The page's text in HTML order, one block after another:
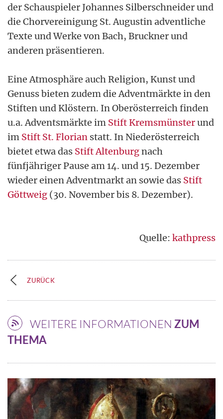
der Schauspieler Johannes Silberschneider und
die Chorvereinigung St. Augustin adventliche
Texte und Werke von Bach, Bruckner und
anderen präsentieren.
Eine Atmosphäre auch Religion, Kunst und
Genuss bieten zudem die Adventmärkte in den
Stiften und Klöstern. In Oberösterreich finden
u.a. Adventsmärkte im Stift Kremsmünsterund
im Stift St. Florian statt. In Niederösterreich
bietet etwa das Stift Altenburgnach
fünfjähriger Pause am 14. und 15. Dezember
wieder einen Adventmarkt an sowie das Stift
Göttweig (30. November bis 8. Dezember).
Quelle: kathpress
ZURÜCK
WEITERE INFORMATIONEN ZUM
THEMA